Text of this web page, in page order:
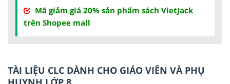
Mã giảm giá 20% sản phẩm sách VietJack
trên Shopee mall
TÀI LIỆU CLC DÀNH CHO GIÁO VIÊN VÀ PHỤ